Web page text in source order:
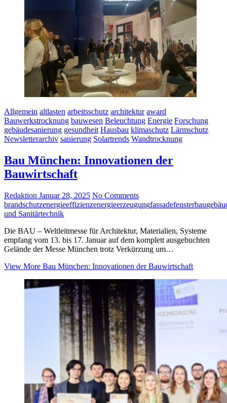
Allgemein altlasten arbeitsschutz architektur award
Bauwerkstrocknung bauwesen Beleuchtung Energie Forschung
gebäudesanierung gesundheit Hausbau klimaschutz Lärmschutz
Newsletterarchiv sanierung Solartrends Wandtrocknung
Bau München: Innovationen der
Bauwirtschaft
Redaktion Januar 28, 2025 No Comments
brandschutzenergieeffizienzenergieerzeugungfassadefensterbau
und Sanitärtechnik
Die BAU – Weltleitmesse für Architektur, Materialien, Systeme
empfang vom 13. bis 17. Januar auf dem komplett ausgebuchten
Gelände der Messe München trotz Verkürzung um…
View More Bau München: Innovationen der Bauwirtschaft